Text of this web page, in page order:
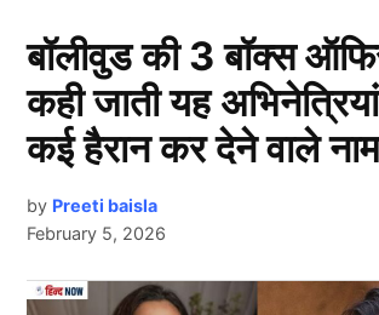
Asia Cup 2025: सूर्या होगें
बॉलीवुड की 3 बॉक्स
कही जाती यह
कई हैरान कर देने वाले
by Preeti baisla
February 5, 2026